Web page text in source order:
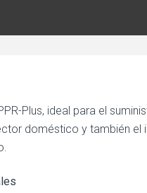
Plus, ideal para el
doméstico y también